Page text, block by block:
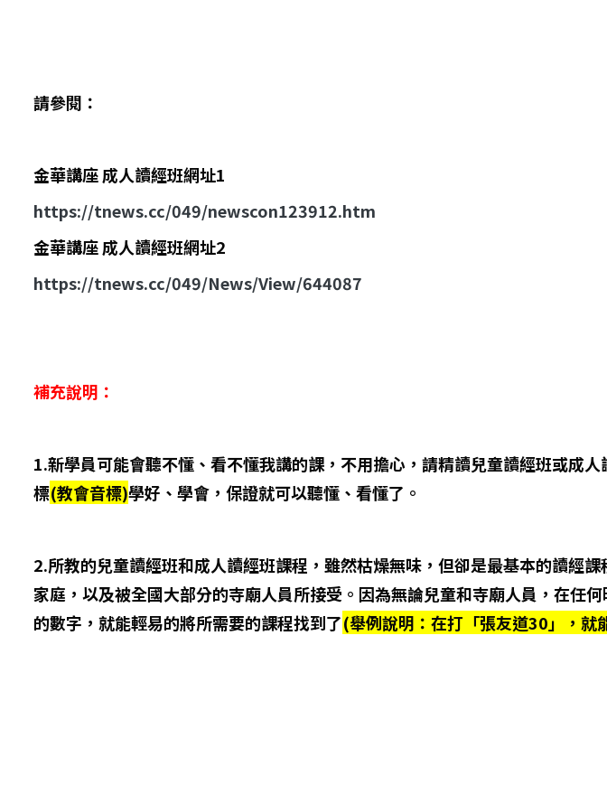
請參閱：
金華講座 成人讀經班網址1
https://tnews.cc/049/newscon123912.htm
金華講座 成人讀經班網址2
https://tnews.cc/049/News/View/644087
補充說明：
1.新學員可能會聽不懂、看不懂我講的課，不用擔心，請精讀兒童讀經班或成
標(教會音標)學好、學會，保證就可以聽懂、看懂了。
2.所教的兒童讀經班和成人讀經班課程，雖然枯燥無味，但卻是最基本的讀經
家庭，以及被全國大部分的寺廟人員所接受。因為無論兒童和寺廟人員，在任
的數字，就能輕易的將所需要的課程找到了(舉例說明：在打「張友道30」，